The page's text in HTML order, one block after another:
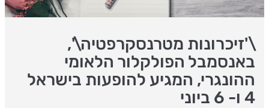
\'זיכרונות מטרנסקרפטיה\',
באנסמבל הפולקלור הלאומי
ההונגרי, המגיע להופעות בישראל
4 ו- 6 ביוני